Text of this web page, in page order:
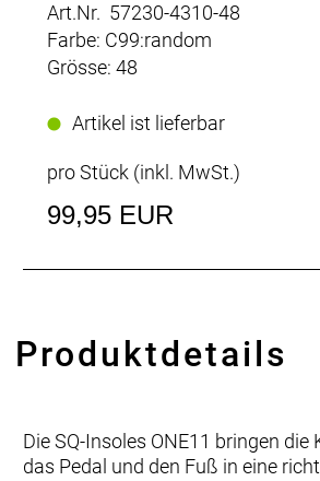
Art.Nr. 57230-4310-48
Farbe: C99:random
Grösse: 48
Artikel ist lieferbar
pro Stück (inkl. MwSt.)
99,95 EUR
Produktdetails
Die SQ-Insoles ONE11 bringen
das Pedal und den Fuß in eine